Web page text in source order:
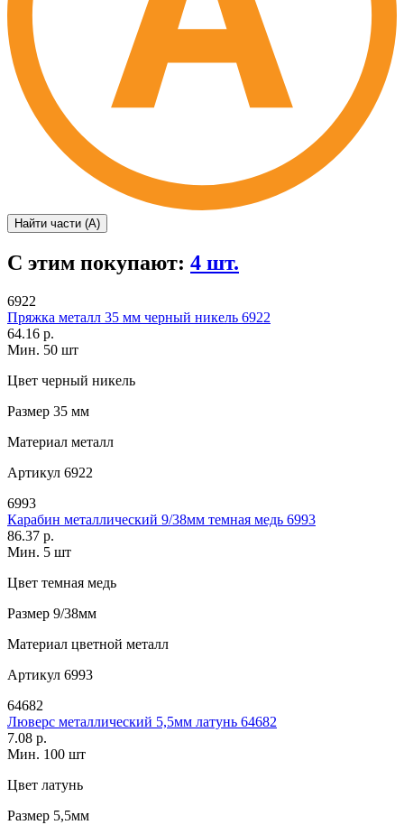
Найти части (А)
С этим покупают: 4 шт.
6922
Пряжка металл 35 мм черный никель 6922
64.16 р.
Мин. 50 шт
Цвет черный никель
Размер 35 мм
Материал металл
Артикул 6922
6993
Карабин металлический 9/38мм темная медь 6993
86.37 р.
Мин. 5 шт
Цвет темная медь
Размер 9/38мм
Материал цветной металл
Артикул 6993
64682
Люверс металлический 5,5мм латунь 64682
7.08 р.
Мин. 100 шт
Цвет латунь
Размер 5,5мм